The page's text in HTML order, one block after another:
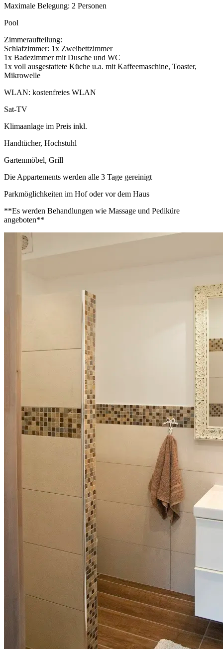
Maximale Belegung: 2 Personen
Pool
Zimmeraufteilung:
Schlafzimmer: 1x Zweibettzimmer
1x Badezimmer mit Dusche und WC
1x voll ausgestattete Küche u.a. mit Kaffeemaschine, Toaster,
Mikrowelle
WLAN: kostenfreies WLAN
Sat-TV
Klimaanlage im Preis inkl.
Handtücher, Hochstuhl
Gartenmöbel, Grill
Die Appartements werden alle 3 Tage gereinigt
Parkmöglichkeiten im Hof oder vor dem Haus
**Es werden Behandlungen wie Massage und Pediküre
angeboten**